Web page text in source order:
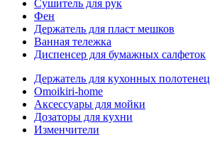
Сушитель для рук
Фен
Держатель для пласт мешков
Ванная тележка
Диспенсер для бумажных салфеток
Держатель для кухонных полотенец
Omoikiri-home
Аксессуары для мойки
Дозаторы для кухни
Изменчители